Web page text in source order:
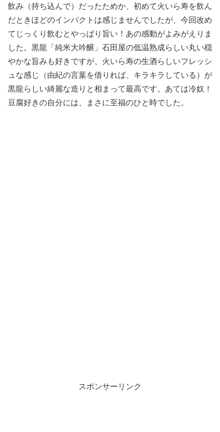
飲み（持ち込んで）だったためか、初めて火いら寿を飲ん
だときほどのインパクトは感じませんでしたが、今回改め
てじっくり飲むとやっぱり旨い！あの感動がよみがえりま
した。黒龍「純米大吟醸」石田屋の低温熟成らしい丸い穏
やかな旨みも好きですが、火いら寿の生酒らしいフレッシ
ュな感じ（由紀の言葉を借りれば、キラキラしている）が
黒龍らしい綺麗な造りと相まって最高です。あては冷奴！
豆腐好きの自分には、まさに至福のひと時でした。
スポンサーリンク